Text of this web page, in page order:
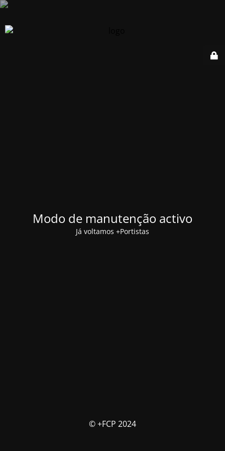
Modo de manutenção activo
Já voltamos +Portistas
© +FCP 2024